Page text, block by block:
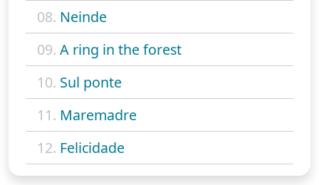
08. Neinde
09. A ring in the forest
10. Sul ponte
11. Maremadre
12. Felicidade